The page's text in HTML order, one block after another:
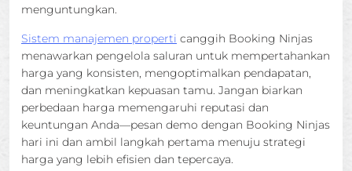
menguntungkan.
Sistem manajemen properti canggih Booking Ninjas
menawarkan pengelola saluran untuk mempertahankan
harga yang konsisten, mengoptimalkan pendapatan,
dan meningkatkan kepuasan tamu. Jangan biarkan
perbedaan harga memengaruhi reputasi dan
keuntungan Anda—pesan demo dengan Booking Ninjas
hari ini dan ambil langkah pertama menuju strategi
harga yang lebih efisien dan tepercaya.